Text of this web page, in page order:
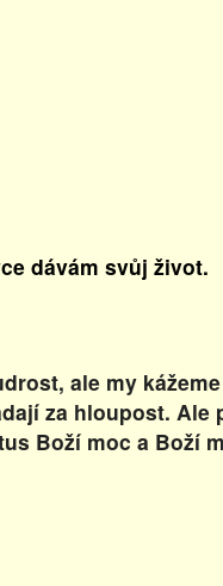
dávám svůj život.
ale my
za hloupost. Ale
Boží moc a Boží